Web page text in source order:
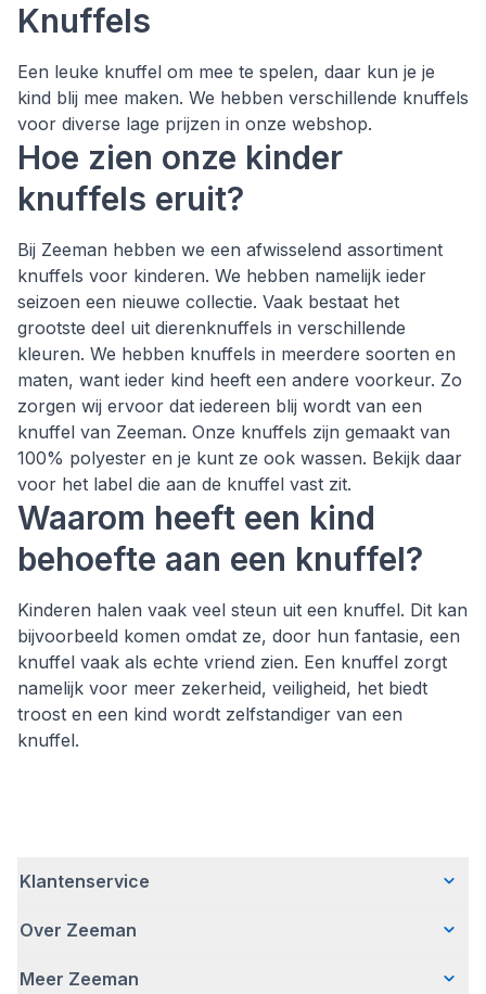
Knuffels
Een leuke knuffel om mee te spelen, daar kun je je
kind blij mee maken. We hebben verschillende knuffels
voor diverse lage prijzen in onze webshop.
Hoe zien onze kinder
knuffels eruit?
Bij Zeeman hebben we een afwisselend assortiment
knuffels voor kinderen. We hebben namelijk ieder
seizoen een nieuwe collectie. Vaak bestaat het
grootste deel uit dierenknuffels in verschillende
kleuren. We hebben knuffels in meerdere soorten en
maten, want ieder kind heeft een andere voorkeur. Zo
zorgen wij ervoor dat iedereen blij wordt van een
knuffel van Zeeman. Onze knuffels zijn gemaakt van
100% polyester en je kunt ze ook wassen. Bekijk daar
voor het label die aan de knuffel vast zit.
Waarom heeft een kind
behoefte aan een knuffel?
Kinderen halen vaak veel steun uit een knuffel. Dit kan
bijvoorbeeld komen omdat ze, door hun fantasie, een
knuffel vaak als echte vriend zien. Een knuffel zorgt
namelijk voor meer zekerheid, veiligheid, het biedt
troost en een kind wordt zelfstandiger van een
knuffel.
Klantenservice
Veelgestelde vragen
Bezorgen
Over Zeeman
Wie wij zijn
Meer Zeeman